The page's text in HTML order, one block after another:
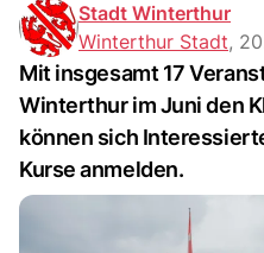
Stadt Winterthur
Winterthur Stadt,
Mit insgesamt 17
Winterthur im Juni den
können sich
Kurse anmelden.